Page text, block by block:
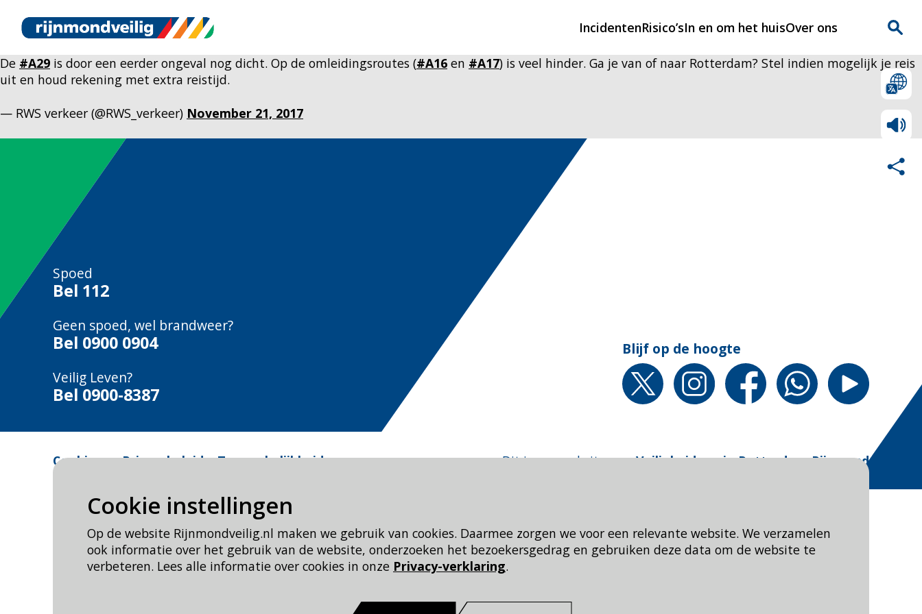
Cookie instellingen
Op de website Rijnmondveilig.nl maken we gebruik van cookies. Daarmee zorgen we voor een relevante website. We verzamelen
ook informatie over het gebruik van de website, onderzoeken het bezoekersgedrag en gebruiken deze data om de website te
verbeteren. Lees alle informatie over cookies in onze Privacy-verklaring.
Incidenten
CIN-meldingen
Risico’sIn en om het huisOver ons
Veilig Leven
De #A29 is door een eerder ongeval nog dicht. Op de omleidingsroutes (#A16 en #A17) is veel hinder. Ga je van of naar Rotterdam? Stel indien mogelijk je reis
uit en houd rekening met extra reistijd.
— RWS verkeer (@RWS_verkeer) November 21, 2017
Spoed
Bel 112
Geen spoed, wel brandweer?
Bel 0900 0904
Veilig Leven?
Bel 0900-8387
Blijf op de hoogte
Cookie- en Privacybeleid Toegankelijkheid Dit is een website van:Veiligheidsregio Rotterdam-Rijnmond